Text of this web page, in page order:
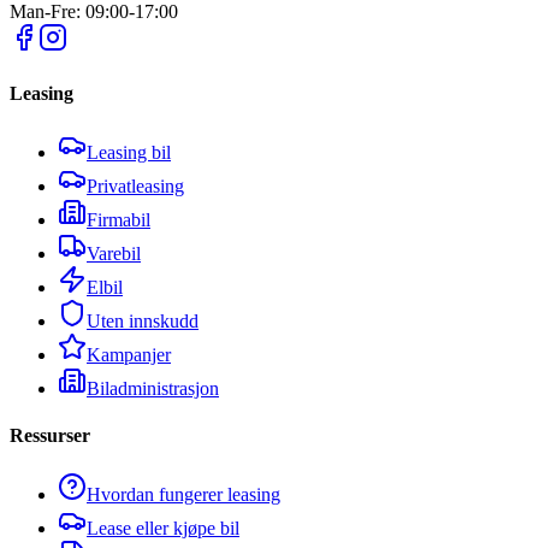
Man-Fre: 09:00-17:00
Leasing
Leasing bil
Privatleasing
Firmabil
Varebil
Elbil
Uten innskudd
Kampanjer
Biladministrasjon
Ressurser
Hvordan fungerer leasing
Lease eller kjøpe bil